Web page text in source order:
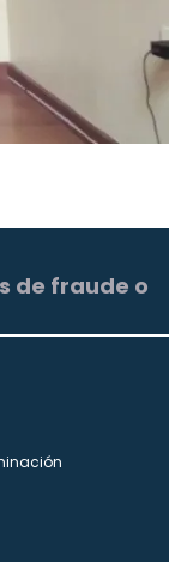
de fraude o